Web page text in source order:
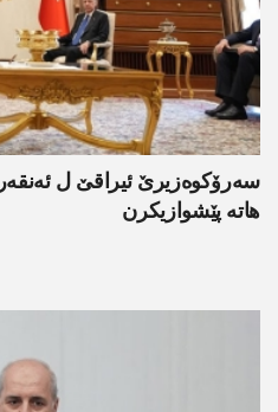
سەرۆکوەزیرێ ئیراقێ ل
ھاتە پێشوازیکرن